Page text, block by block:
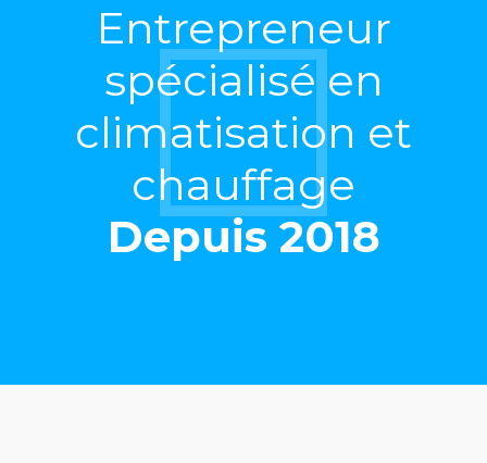
Entrepreneur
spécialisé en
climatisation et
chauffage
Depuis 2018